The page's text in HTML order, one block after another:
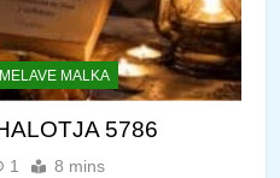
MELAVE MALKA
5786
1 8 mins